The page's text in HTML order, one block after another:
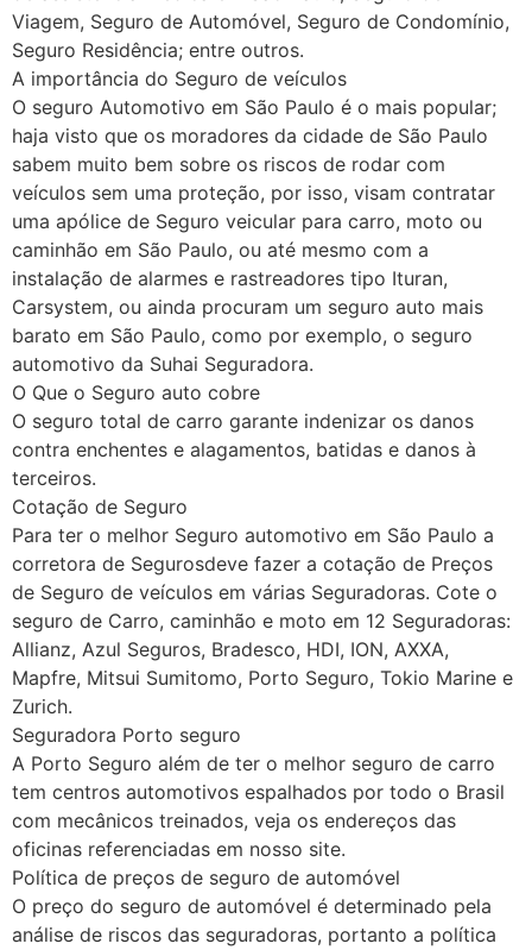
Viagem, Seguro de Automóvel, Seguro de Condomínio,
Seguro Residência; entre outros.
A importância do Seguro de veículos
O seguro Automotivo em São Paulo é o mais popular;
haja visto que os moradores da cidade de São Paulo
sabem muito bem sobre os riscos de rodar com
veículos sem uma proteção, por isso, visam contratar
uma apólice de Seguro veicular para carro, moto ou
caminhão em São Paulo, ou até mesmo com a
instalação de alarmes e rastreadores tipo Ituran,
Carsystem, ou ainda procuram um seguro auto mais
barato em São Paulo, como por exemplo, o seguro
automotivo da Suhai Seguradora.
O Que o Seguro auto cobre
O seguro total de carro garante indenizar os danos
contra enchentes e alagamentos, batidas e danos à
terceiros.
Cotação de Seguro
Para ter o melhor Seguro automotivo em São Paulo a
corretora de Segurosdeve fazer a cotação de Preços
de Seguro de veículos em várias Seguradoras. Cote o
seguro de Carro, caminhão e moto em 12 Seguradoras:
Allianz, Azul Seguros, Bradesco, HDI, ION, AXXA,
Mapfre, Mitsui Sumitomo, Porto Seguro, Tokio Marine e
Zurich.
Seguradora Porto seguro
A Porto Seguro além de ter o melhor seguro de carro
tem centros automotivos espalhados por todo o Brasil
com mecânicos treinados, veja os endereços das
oficinas referenciadas em nosso site.
Política de preços de seguro de automóvel
O preço do seguro de automóvel é determinado pela
análise de riscos das seguradoras, portanto a política